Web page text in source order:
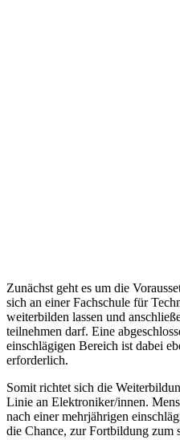
Zunächst geht es um die
sich an einer Fachschule für
weiterbilden lassen und
teilnehmen darf. Eine
einschlägigen Bereich ist dabei
erforderlich.
Somit richtet sich die
Linie an Elektroniker/innen.
nach einer mehrjährigen
die Chance, zur Fortbildung zum